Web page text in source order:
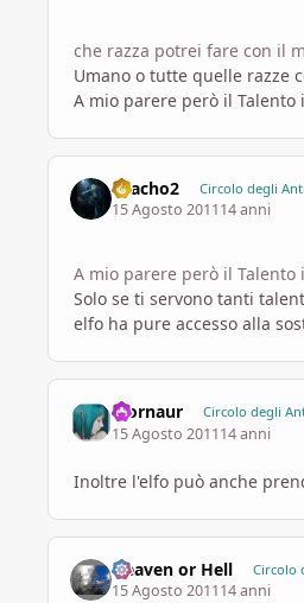
che razza potrei fare con il
Umano o tutte quelle razze
A mio parere però il
chacho2 Circolo degli
15 Agosto 201114 anni
A mio parere però il
Solo se ti servono tanti
elfo ha pure accesso alla
Mornaur Circolo degli
15 Agosto 201114 anni
Inoltre l'elfo può anche
Heaven or Hell Circolo
15 Agosto 201114 anni